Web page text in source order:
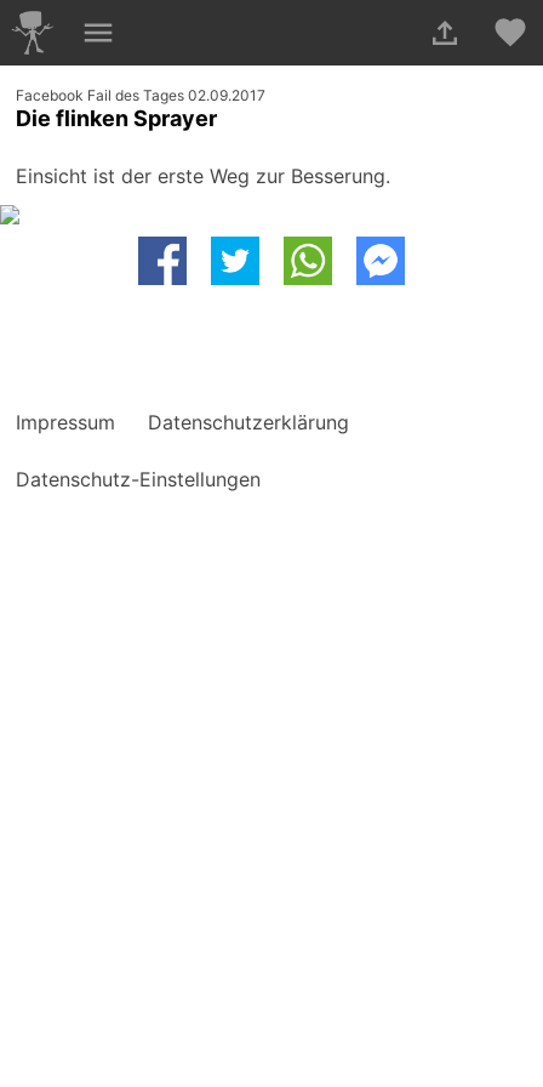
Facebook Fail des Tages 02.09.2017
Die flinken Sprayer
Einsicht ist der erste Weg zur Besserung.
Impressum Datenschutzerklärung
Datenschutz-Einstellungen